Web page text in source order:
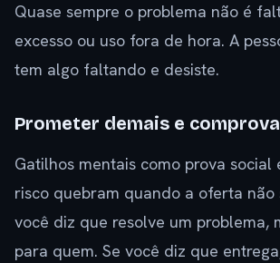
Quase sempre o problema não é
excesso ou uso fora de hora. A
tem algo faltando e desiste.
Prometer demais e
Gatilhos mentais como prova social
risco quebram quando a oferta não
você diz que resolve um problema,
para quem. Se você diz que